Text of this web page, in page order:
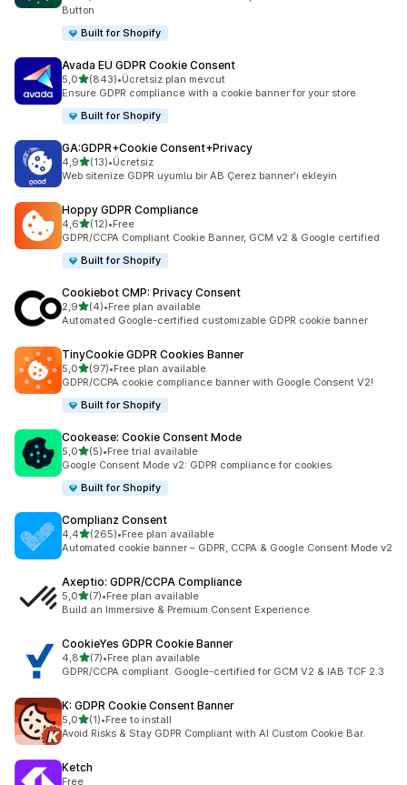
Button
Built for Shopify
Avada EU GDPR Cookie Consent
5,05 yıldız üzerinden
(843)
toplam 843 değerlendirme
•Ücretsiz plan mevcut
Ensure GDPR compliance with a cookie banner for your store
Built for Shopify
GA:GDPR+Cookie Consent+Privacy
4,95 yıldız üzerinden
(13)
toplam 13 değerlendirme
•Ücretsiz
Web sitenize GDPR uyumlu bir AB Çerez banner'ı ekleyin
Hoppy GDPR Compliance
4,65 yıldız üzerinden
(12)
toplam 12 değerlendirme
•Free
GDPR/CCPA Compliant Cookie Banner, GCM v2 & Google certified
Built for Shopify
Cookiebot CMP: Privacy Consent
2,95 yıldız üzerinden
(4)
toplam 4 değerlendirme
•Free plan available
Automated Google-certified customizable GDPR cookie banner
TinyCookie GDPR Cookies Banner
5,05 yıldız üzerinden
(97)
toplam 97 değerlendirme
•Free plan available
GDPR/CCPA cookie compliance banner with Google Consent V2!
Built for Shopify
Cookease: Cookie Consent Mode
5,05 yıldız üzerinden
(5)
toplam 5 değerlendirme
•Free trial available
Google Consent Mode v2: GDPR compliance for cookies
Built for Shopify
Complianz Consent
4,45 yıldız üzerinden
(265)
toplam 265 değerlendirme
•Free plan available
Automated cookie banner – GDPR, CCPA & Google Consent Mode v2
Axeptio: GDPR/CCPA Compliance
5,05 yıldız üzerinden
(7)
toplam 7 değerlendirme
•Free plan available
Build an Immersive & Premium Consent Experience
CookieYes GDPR Cookie Banner
4,85 yıldız üzerinden
(7)
toplam 7 değerlendirme
•Free plan available
GDPR/CCPA compliant. Google-certified for GCM V2 & IAB TCF 2.3
K: GDPR Cookie Consent Banner
5,05 yıldız üzerinden
(1)
toplam 1 değerlendirme
•Free to install
Avoid Risks & Stay GDPR Compliant with AI Custom Cookie Bar.
Ketch
Free